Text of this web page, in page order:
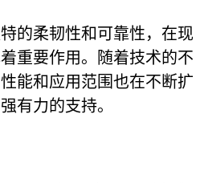
的柔韧性和可靠性，在现
重要作用。随着技术的不
能和应用范围也在不断扩
有力的支持。